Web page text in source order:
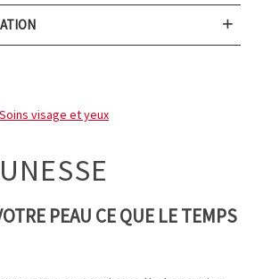
Soins visage et yeux
PEAU CE QUE LE TEMPS